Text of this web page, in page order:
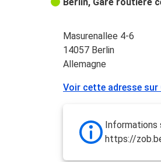
Masurenallee 4-6
14057 Berlin
Allemagne
Voir cette adresse sur
Informations
https://